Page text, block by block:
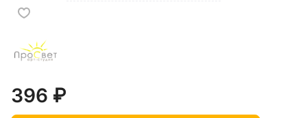
396 ₽